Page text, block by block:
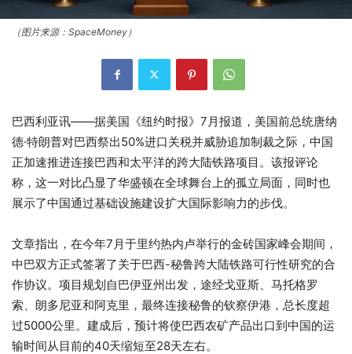
（图片来源：SpaceMoney）
巴西利亚讯——据美国《纽约时报》7月报道，美国前总统唐纳
德·特朗普对巴西祭出50%进口关税并威胁追加制裁之际，中国
正加速推进连接巴西和太平洋的跨大陆铁路项目。该报评论
称，这一对比凸显了华盛顿在全球舞台上的孤立局面，同时也
展示了中国通过基础设施建设扩大国际影响力的步伐。
文章指出，在今年7月于里约热内卢举行的金砖国家峰会期间，
中巴双方正式签署了关于巴西-秘鲁跨大陆铁路可行性研究的合
作协议。项目规划自巴伊亚州出发，途经戈亚斯、马托格罗
索、朗多尼亚和阿克里，最终连接秘鲁的钦察伊港，总长度超
过5000公里。建成后，预计将使巴西农矿产品出口到中国的运
输时间从目前的40天缩短至28天左右。